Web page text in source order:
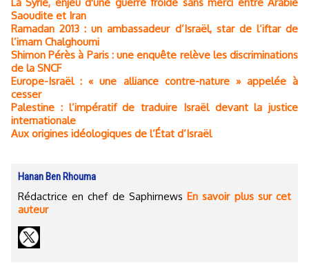
Saoudite et Iran
Ramadan 2013 : un ambassadeur d’Israël, star de l’iftar de
l’imam Chalghoumi
Shimon Pérès à Paris : une enquête relève les discriminations
de la SNCF
Europe-Israël : « une alliance contre-nature » appelée à
cesser
Palestine : l’impératif de traduire Israël devant la justice
internationale
Aux origines idéologiques de l’État d’Israël
Hanan Ben Rhouma
Rédactrice en chef de SaphirnewsEn savoir plus sur cet
auteur